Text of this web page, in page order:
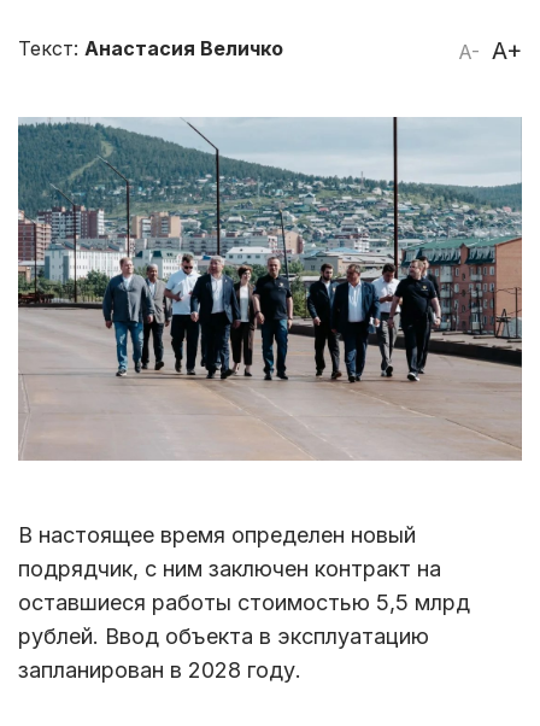
A- A+
Текст: Анастасия Величко
В настоящее время определен новый
подрядчик, с ним заключен контракт на
оставшиеся работы стоимостью 5,5 млрд
рублей. Ввод объекта в эксплуатацию
запланирован в 2028 году.